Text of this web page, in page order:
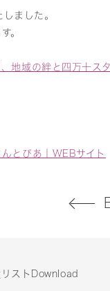
ました。
。
地域の絆と四万十ス
とぴあ｜WEBサイト
ストDownload